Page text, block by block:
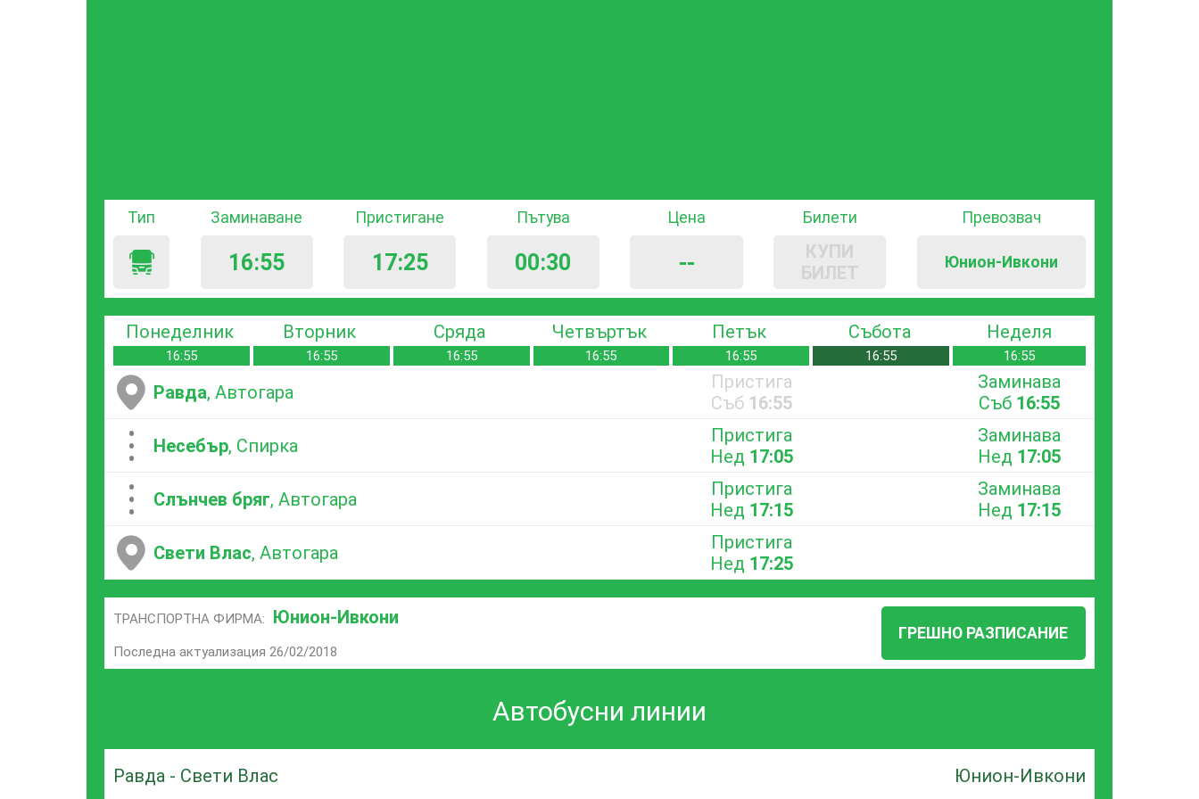
Тип Заминаване
16:55
Пристигане
17:25
Пътува
00:30
Цена
--
Билети
КУПИ
БИЛЕТ
Превозвач
Юнион-Ивкони
Понеделник
16:55
Вторник
16:55
Сряда
16:55
Четвъртък
16:55
Петък
16:55
Събота
16:55
Неделя
16:55
Равда, Автогара
Пристига
Съб 16:55
Заминава
Съб 16:55
...Несебър, Спирка
Пристига
Нед 17:05
Заминава
Нед 17:05
...Слънчев бряг, Автогара
Пристига
Нед 17:15
Заминава
Нед 17:15
Свети Влас, Автогара
Пристига
Нед 17:25
ТРАНСПОРТНА ФИРМА: Юнион-Ивкони
Последна актуализация 26/02/2018
ГРЕШНО РАЗПИСАНИЕ
Автобусни линии
Равда - Свети Влас Юнион-Ивкони